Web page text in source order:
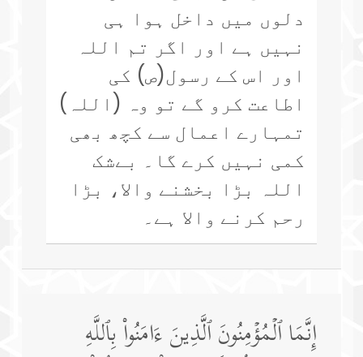
دلوں میں داخل ہوا ہی
نہیں ہے اور اگر تم اللہ
اور اس کے رسول(ص) کی
اطاعت کرو گے تو وہ (اللہ)
تمہارے اعمال سے کچھ بھی
کمی نہیں کرے گا۔ بےشک
اللہ بڑا بخشنے والا، بڑا
رحم کرنے والا ہے۔
إِنَّمَا ٱلۡمُؤۡمِنُونَ ٱلَّذِینَ ءَامَنُوا۟ بِٱللَّهِ